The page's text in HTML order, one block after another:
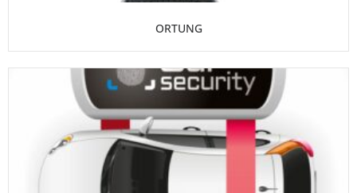
ORTUNG